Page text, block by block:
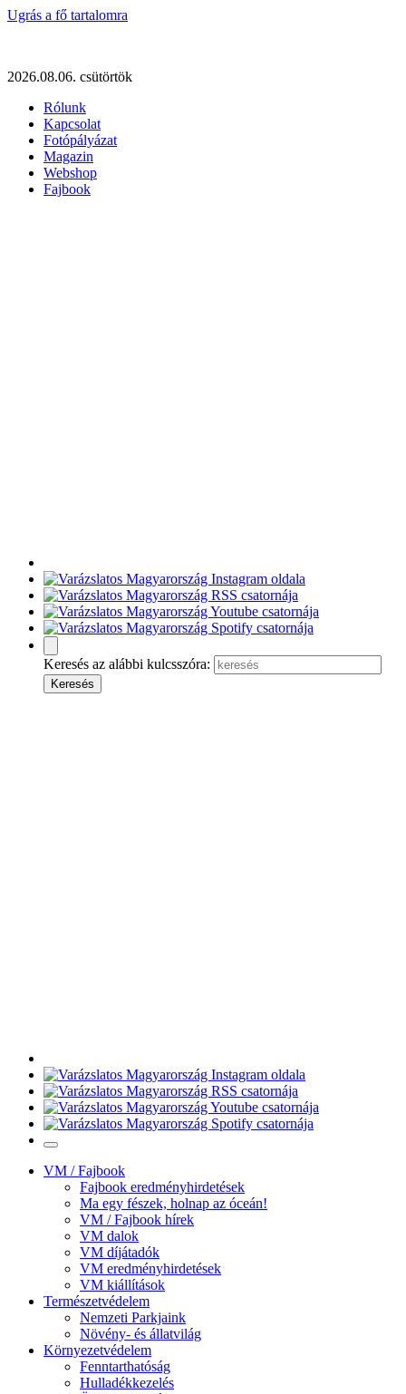
Ugrás a fő tartalomra
2026.08.06. csütörtök
Rólunk
Kapcsolat
Fotópályázat
Magazin
Webshop
Fajbook
Keresés az alábbi kulcsszóra:
VM / Fajbook
Fajbook eredményhirdetések
Ma egy fészek, holnap az óceán!
VM / Fajbook hírek
VM dalok
VM díjátadók
VM eredményhirdetések
VM kiállítások
Természetvédelem
Nemzeti Parkjaink
Növény- és állatvilág
Környezetvédelem
Fenntarthatóság
Hulladékkezelés